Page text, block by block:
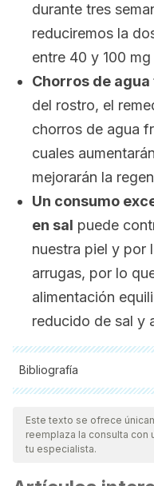
durante tres
reduciremos la
entre 40 y 100 mg
Chorros de agua
del rostro, el
chorros de agua
cuales
mejorarán la
Un consumo
en sal puede
nuestra piel y por
arrugas, por lo
alimentación
reducido de sal y
Bibliografía
Todas las fuentes
nuestro equipo, para
vigencia y validez.La
científica.
Este texto se ofrece
reemplaza la consulta con
tu especialista.